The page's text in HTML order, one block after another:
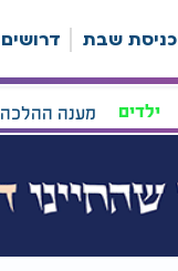
כניסת שבת דרושים
ילדים מענה ההלכה